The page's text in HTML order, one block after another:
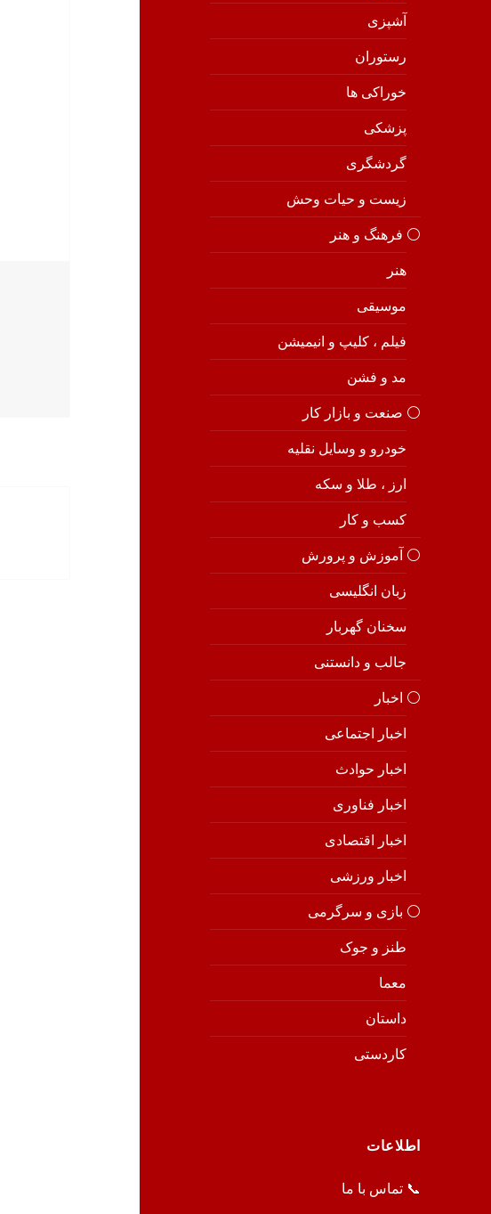
آشپزی
رستوران
خوراکی ها
پزشکی
گردشگری
زیست و حیات وحش
⚪️ فرهنگ و هنر
هنر
موسیقی
فیلم ، کلیپ و انیمیشن
مد و فشن
⚪️ صنعت و بازار کار
خودرو و وسایل نقلیه
ارز ، طلا و سکه
کسب و کار
⚪️ آموزش و پرورش
زبان انگلیسی
سخنان گهربار
جالب و دانستنی
⚪️ اخبار
اخبار اجتماعی
اخبار حوادث
اخبار فناوری
اخبار اقتصادی
اخبار ورزشی
⚪️ بازی و سرگرمی
طنز و جوک
معما
داستان
کاردستی
اطلاعات
📞 تماس با ما